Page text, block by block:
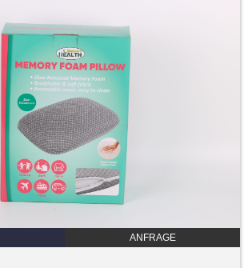
ANFRAGE